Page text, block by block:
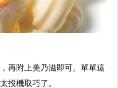
再附上美乃滋即可。單單這
投機取巧了。